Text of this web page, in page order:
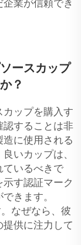
業が信頼でき
ースカップ
？
ップを購入す
認することは非
に使用される
いカップは、
ているべきで
す認証マーク
きます。
なぜなら、彼
供に注力して